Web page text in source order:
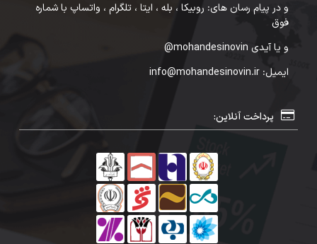
و در پیام رسان های: روبیکا ، بله ، ایتا ، تلگرام ، واتساپ با شماره
فوق
و یا آیدی mohandesinovin@
ایمیل: info@mohandesinovin.ir
پرداخت آنلاین: